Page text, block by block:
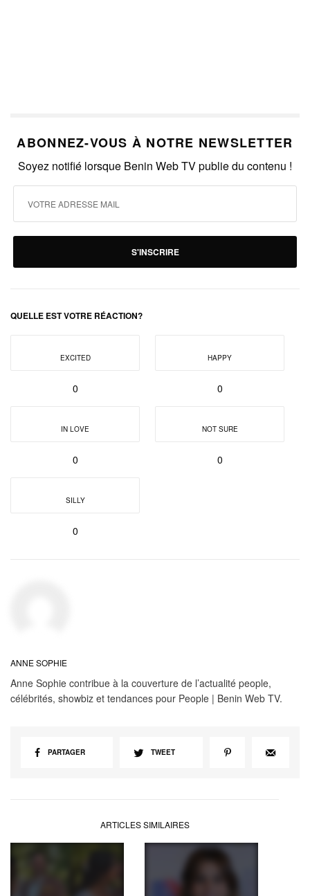
ABONNEZ-VOUS À NOTRE NEWSLETTER
Soyez notifié lorsque Benin Web TV publie du contenu !
S'INSCRIRE
QUELLE EST VOTRE RÉACTION?
EXCITED
0
HAPPY
0
IN LOVE
0
NOT SURE
0
SILLY
0
ANNE SOPHIE
Anne Sophie contribue à la couverture de l’actualité people,
célébrités, showbiz et tendances pour People | Benin Web TV.
PARTAGER TWEET
ARTICLES SIMILAIRES